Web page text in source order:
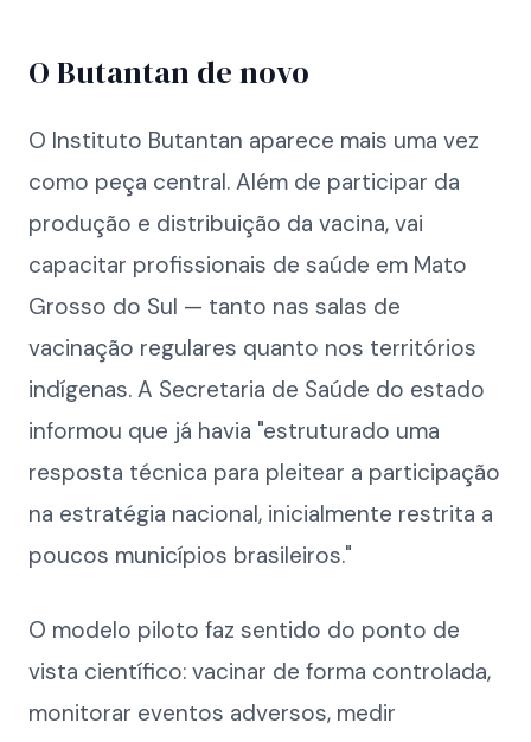
O Butantan de novo
O Instituto Butantan aparece mais uma vez
como peça central. Além de participar da
produção e distribuição da vacina, vai
capacitar profissionais de saúde em Mato
Grosso do Sul — tanto nas salas de
vacinação regulares quanto nos territórios
indígenas. A Secretaria de Saúde do estado
informou que já havia "estruturado uma
resposta técnica para pleitear a participação
na estratégia nacional, inicialmente restrita a
poucos municípios brasileiros."
O modelo piloto faz sentido do ponto de
vista científico: vacinar de forma controlada,
monitorar eventos adversos, medir